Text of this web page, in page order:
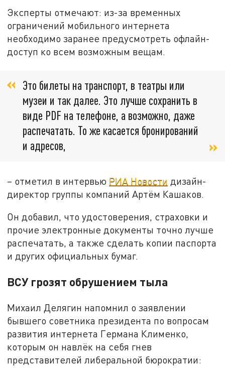
Эксперты отмечают: из-за временных
ограничений мобильного интернета
необходимо заранее предусмотреть офлайн-
доступ ко всем возможным вещам.
Это билеты на транспорт, в театры или
музеи и так далее. Это лучше сохранить в
виде PDF на телефоне, а возможно, даже
распечатать. То же касается бронирований
и адресов,
– отметил в интервью РИА Новости дизайн-
директор группы компаний Артём Кашаков.
Он добавил, что удостоверения, страховки и
прочие электронные документы точно лучше
распечатать, а также сделать копии паспорта
и других официальных бумаг.
ВСУ грозят обрушением тыла
Михаил Делягин напомнил о заявлении
бывшего советника президента по вопросам
развития интернета Германа Клименко,
которым он навлёк на себя гнев
представителей либеральной бюрократии: